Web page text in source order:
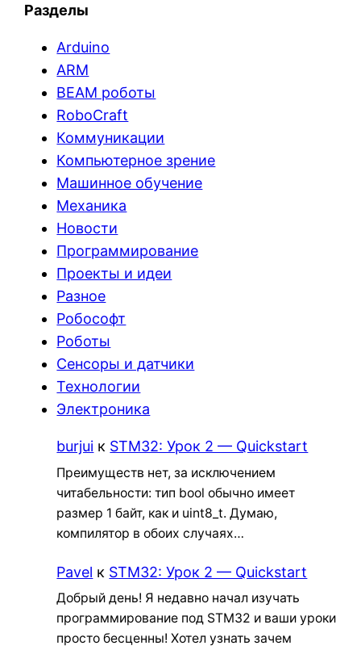
Разделы
Arduino
ARM
BEAM роботы
RoboCraft
Коммуникации
Компьютерное зрение
Машинное обучение
Механика
Новости
Программирование
Проекты и идеи
Разное
Робософт
Роботы
Сенсоры и датчики
Технологии
Электроника
burjui к STM32: Урок 2 — Quickstart
Преимуществ нет, за исключением
читабельности: тип bool обычно имеет
размер 1 байт, как и uint8_t. Думаю,
компилятор в обоих случаях…
Pavel к STM32: Урок 2 — Quickstart
Добрый день! Я недавно начал изучать
программирование под STM32 и ваши уроки
просто бесценны! Хотел узнать зачем